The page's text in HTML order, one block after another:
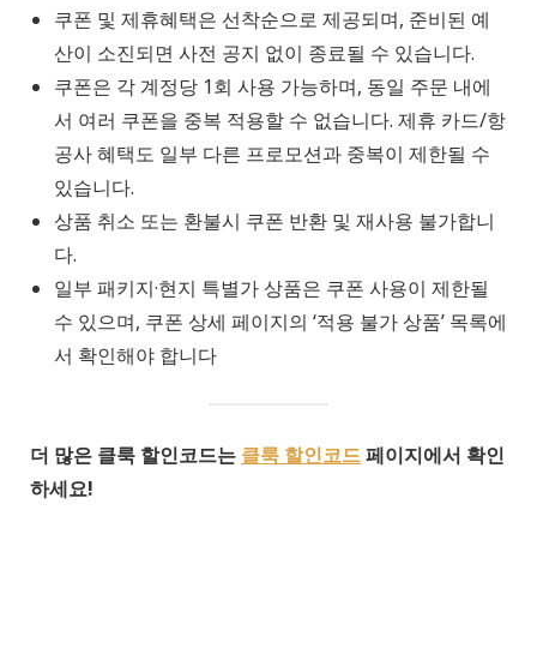
쿠폰 및 제휴혜택은 선착순으로 제공되며, 준비된 예
산이 소진되면 사전 공지 없이 종료될 수 있습니다.
쿠폰은 각 계정당 1회 사용 가능하며, 동일 주문 내에
서 여러 쿠폰을 중복 적용할 수 없습니다. 제휴 카드/항
공사 혜택도 일부 다른 프로모션과 중복이 제한될 수
있습니다.
상품 취소 또는 환불시 쿠폰 반환 및 재사용 불가합니
다.
일부 패키지·현지 특별가 상품은 쿠폰 사용이 제한될
수 있으며, 쿠폰 상세 페이지의 ‘적용 불가 상품’ 목록에
서 확인해야 합니다
더 많은 클룩 할인코드는 클룩 할인코드페이지에서 확인
하세요!